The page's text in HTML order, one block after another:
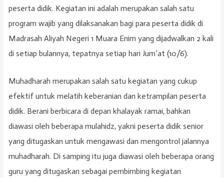
peserta didik. Kegiatan ini adalah merupakan salah satu
program wajib yang dilaksanakan bagi para peserta didik di
Madrasah Aliyah Negeri 1 Muara Enim yang dijadwalkan 2 kali
di setiap bulannya, tepatnya setiap hari Jum’at (10/6).
Muhadharah merupakan salah satu kegiatan yang cukup
efektif untuk melatih keberanian dan ketrampilan peserta
didik. Berani berbicara di depan khalayak ramai, bahkan
diawasi oleh beberapa mulahidz, yakni peserta didik senior
yang ditugaskan untuk mengawasi dan mengontrol jalannya
muhadharah. Di samping itu juga diawasi oleh beberapa orang
guru yang ditugaskan sebagai pembimbing kegiatan